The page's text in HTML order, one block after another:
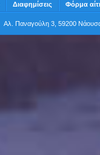
Διαφημίσεις Φόρμα
Αλ. Παναγούλη 3, 59200